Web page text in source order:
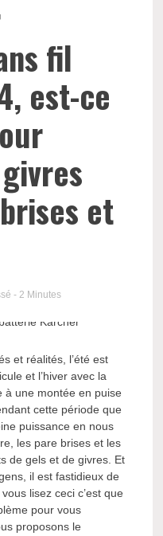
fil
est-ce
et
- 2 Minutes
et réalités, l’été est
et l’hiver avec la
à une montée en puise
cette période que
puissance en nous
les pare brises et les
de gels et de givres. Et
il est fastidieux de
lisez ceci c’est que
pour vous
proposons le